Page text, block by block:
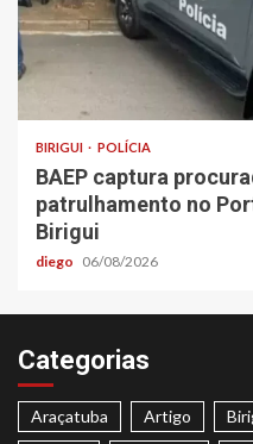
BIRIGUI POLÍCIA
BAEP captura
patrulhamento no
Birigui
diego 06/08/2026
Categorias
Araçatuba Artigo